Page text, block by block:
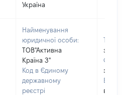
Україна
Найменування
юридичної особи:
ТОВ"Активна
Країна З"
Код в Єдиному
державному
реєстрі
Факс:
Email: